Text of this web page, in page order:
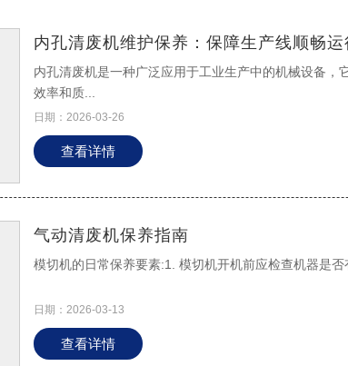
内孔清废机维护保养：保障生产线顺畅
内孔清废机是一种广泛应用于工业生产中的机械设备
效率和质...
日期：2026-03-26
查看详情
气动清废机保养指南
模切机的日常保养要素:1. 模切机开机前应检查机器是
日期：2026-03-13
查看详情